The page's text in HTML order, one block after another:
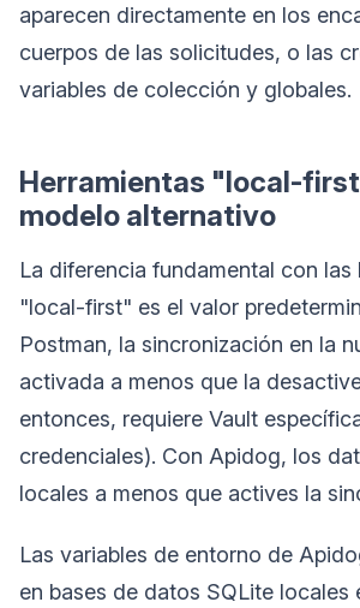
aparecen directamente en los
cuerpos de las solicitudes, o las
variables de colección y globales.
Herramientas "local-
modelo alternativo
La diferencia fundamental con las
"local-first" es el valor
Postman, la sincronización en la
activada a menos que la
entonces, requiere Vault
credenciales). Con Apidog, los
locales a menos que actives la
Las variables de entorno de
en bases de datos SQLite locales